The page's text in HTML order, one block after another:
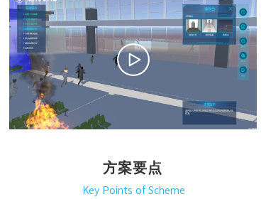
方案要点
Key Points of Scheme